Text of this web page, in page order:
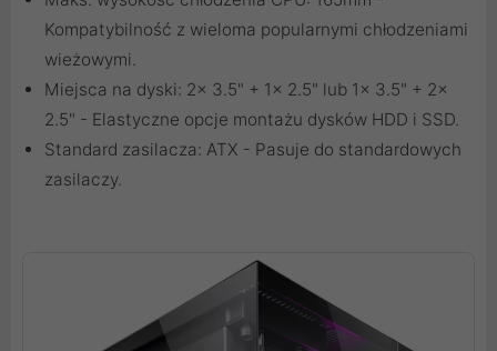
Kompatybilność z wieloma popularnymi chłodzeniami
wieżowymi.
Miejsca na dyski: 2x 3.5" + 1x 2.5" lub 1x 3.5" + 2x
2.5" - Elastyczne opcje montażu dysków HDD i SSD.
Standard zasilacza: ATX - Pasuje do standardowych
zasilaczy.